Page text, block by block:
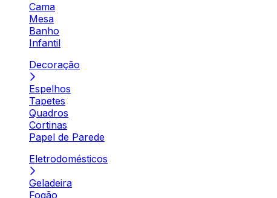
Cama
Mesa
Banho
Infantil
Decoração
Espelhos
Tapetes
Quadros
Cortinas
Papel de Parede
Eletrodomésticos
Geladeira
Fogão